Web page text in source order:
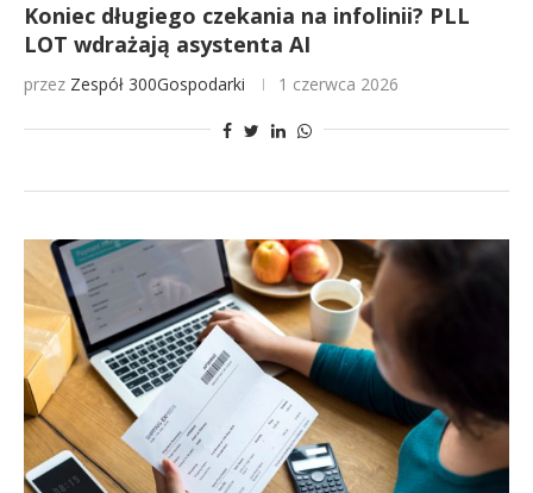
Koniec długiego czekania na infolinii? PLL
LOT wdrażają asystenta AI
przez Zespół 300Gospodarki 1 czerwca 2026